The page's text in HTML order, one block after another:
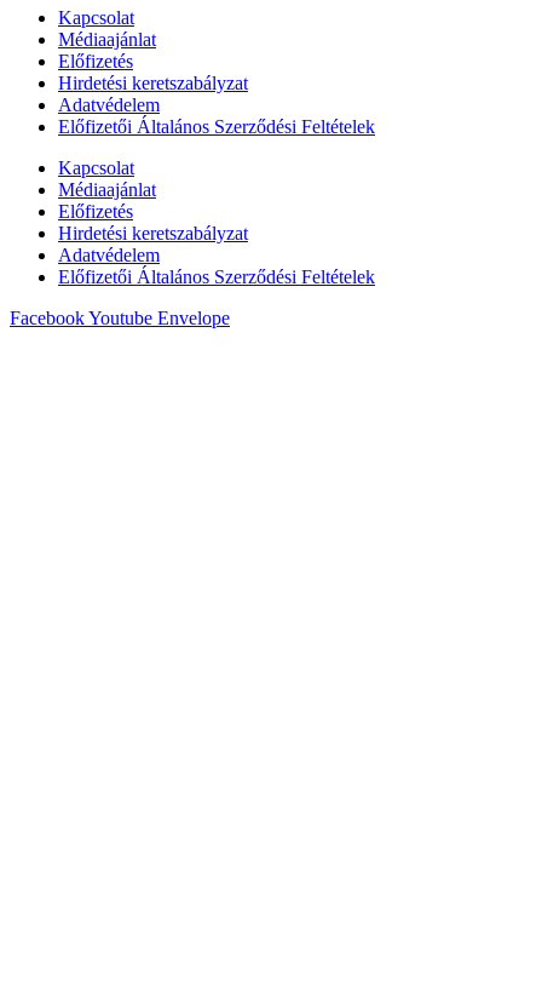
Kapcsolat
Médiaajánlat
Előfizetés
Hirdetési keretszabályzat
Adatvédelem
Előfizetői Általános Szerződési Feltételek
Kapcsolat
Médiaajánlat
Előfizetés
Hirdetési keretszabályzat
Adatvédelem
Előfizetői Általános Szerződési Feltételek
FacebookYoutube Envelope